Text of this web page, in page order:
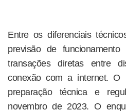
Entre os diferenciais
previsão de
transações diretas entre
conexão com a internet.
preparação técnica e
novembro de 2023. O